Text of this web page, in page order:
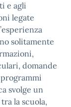
e agli
legate
solitamente
domande
svolge un
la scuola,